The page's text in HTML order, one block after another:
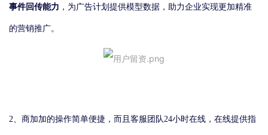
事件回传能力 ，为广告计划提供模型数据，助力企业实现更加精准
的营销推广。
2、商加加的操作简单便捷，而且客服团队24小时在线，在线提供指